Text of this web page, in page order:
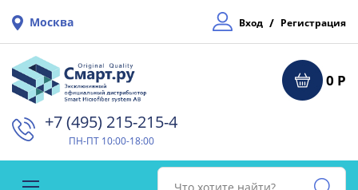
Москва Вход / Регистрация
0 Р
+7 (495) 215-215-4⁠
ПН-ПТ 10:00-18:00